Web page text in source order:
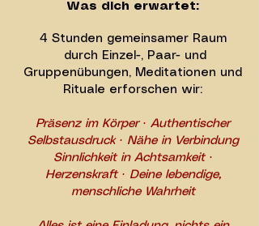
Was dich erwartet:
4 Stunden gemeinsamer Raum
durch Einzel-, Paar- und
Gruppenübungen, Meditationen und
Rituale erforschen wir:
Präsenz im Körper · Authentischer
Selbstausdruck · Nähe in Verbindung
Sinnlichkeit in Achtsamkeit ·
Herzenskraft · Deine lebendige,
menschliche Wahrheit